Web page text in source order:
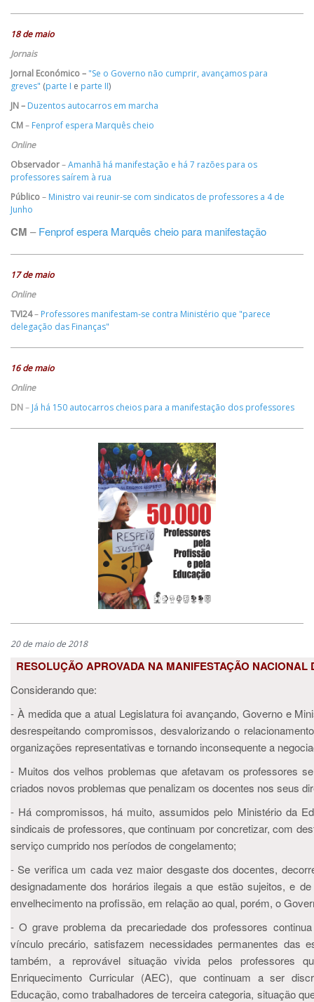
18 de maio
Jornais
Jornal Económico – "Se o Governo não cumprir, avançamos para
greves" (parte I e parte II)
JN – Duzentos autocarros em marcha
CM– Fenprof espera Marquês cheio
Online
Observador–Amanhã há manifestação e há 7 razões para os
professores saírem à rua
Público– Ministro vai reunir-se com sindicatos de professores a 4 de
Junho
CM – Fenprof espera Marquês cheio para manifestação
17 de maio
Online
TVI24– Professores manifestam-se contra Ministério que "parece
delegação das Finanças"
16 de maio
Online
DN– Já há 150 autocarros cheios para a manifestação dos professores
20 de maio de 2018
RESOLUÇÃO APROVADA NA MANIFESTAÇÃO
Considerando que:
- À medida que a atual Legislatura foi avançando, Governo e
desrespeitando compromissos, desvalorizando o
organizações representativas e tornando inconsequente a
- Muitos dos velhos problemas que afetavam os professores
criados novos problemas que penalizam os docentes nos seus
- Há compromissos, há muito, assumidos pelo Ministério da
sindicais de professores, que continuam por concretizar, com
serviço cumprido nos períodos de congelamento;
- Se verifica um cada vez maior desgaste dos docentes,
designadamente dos horários ilegais a que estão sujeitos, e
envelhecimento na profissão, em relação ao qual, porém, o
- O grave problema da precariedade dos professores
vínculo precário, satisfazem necessidades permanentes das
também, a reprovável situação vivida pelos professores
Enriquecimento Curricular (AEC), que continuam a ser
Educação, como trabalhadores de terceira categoria, situação